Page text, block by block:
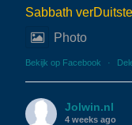
Sabbath
Photo
Bekijk op Facebook ·
Jolwin.nl
4 weeks ago